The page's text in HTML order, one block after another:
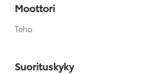
Moottori
Teho
Suorituskyky